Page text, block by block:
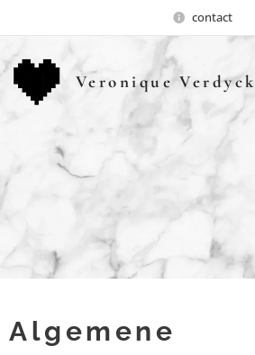
contact
Veronique Verdyck
Algemene